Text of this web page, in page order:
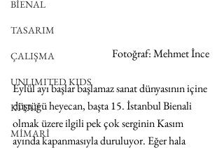
BİENAL
TASARIM
ÇALIŞMA
UNLIMITED KIDS
KİTAP
MİMARİ
Fotoğraf: Mehmet İnce
Eylül ayı başlar başlamaz sanat dünyasının içine
düştüğü heyecan, başta 15. İstanbul Bienali
olmak üzere ilgili pek çok serginin Kasım
ayında kapanmasıyla duruluyor. Eğer hala